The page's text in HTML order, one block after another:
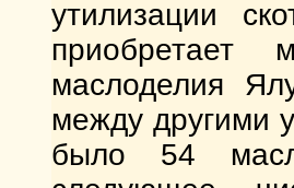
утилизации
приобретает
маслоделия
между другими
было 54